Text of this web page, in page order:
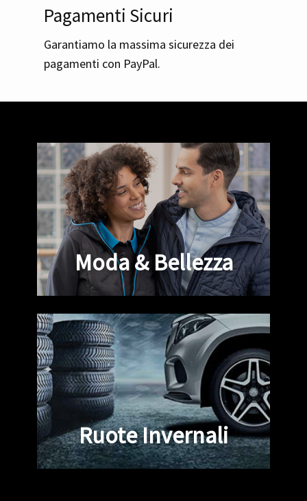
Pagamenti Sicuri
Garantiamo la massima sicurezza dei
pagamenti con PayPal.
Moda & Bellezza
Ruote Invernali